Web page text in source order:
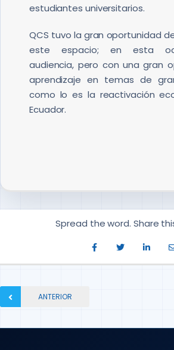
estudiantes universitarios.
QCS tuvo la gran oportunidad
este espacio; en esta
audiencia, pero con una gran
aprendizaje en temas de
como lo es la reactivación
Ecuador.
Spread the word. Share
ANTERIOR